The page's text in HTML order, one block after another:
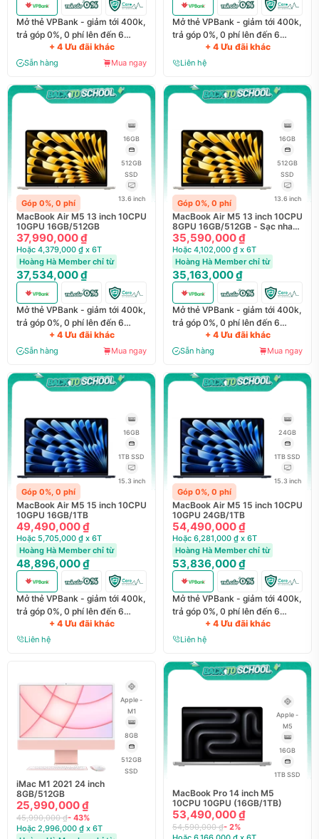
Mở thẻ VPBank - giảm tới 400k,
trả góp 0%, 0 phí lên đến 6
+ 4 Ưu đãi khác
Sẵn hàng Mua ngay
Mở thẻ VPBank - giảm tới 400k,
trả góp 0%, 0 phí lên đến 6
+ 4 Ưu đãi khác
Liên hệ
Góp 0%, 0 phí
16GB
512GB
SSD
13.6 inch
MacBook Air M5 13 inch 10CPU
10GPU 16GB/512GB
37,990,000 ₫
Hoặc 4,379,000 ₫ x 6T
Hoàng Hà Member chỉ từ
37,534,000 ₫
Mở thẻ VPBank - giảm tới 400k,
trả góp 0%, 0 phí lên đến 6
+ 4 Ưu đãi khác
Sẵn hàng Mua ngay
Góp 0%, 0 phí
16GB
512GB
SSD
13.6 inch
MacBook Air M5 13 inch 10CPU
8GPU 16GB/512GB - Sạc nhanh
70W
35,590,000 ₫
Hoặc 4,102,000 ₫ x 6T
Hoàng Hà Member chỉ từ
35,163,000 ₫
Mở thẻ VPBank - giảm tới 400k,
trả góp 0%, 0 phí lên đến 6
+ 4 Ưu đãi khác
Sẵn hàng Mua ngay
Góp 0%, 0 phí
16GB
1TB SSD
15.3 inch
MacBook Air M5 15 inch 10CPU
10GPU 16GB/1TB
49,490,000 ₫
Hoặc 5,705,000 ₫ x 6T
Hoàng Hà Member chỉ từ
48,896,000 ₫
Mở thẻ VPBank - giảm tới 400k,
trả góp 0%, 0 phí lên đến 6
+ 4 Ưu đãi khác
Liên hệ
Góp 0%, 0 phí
24GB
1TB SSD
15.3 inch
MacBook Air M5 15 inch 10CPU
10GPU 24GB/1TB
54,490,000 ₫
Hoặc 6,281,000 ₫ x 6T
Hoàng Hà Member chỉ từ
53,836,000 ₫
Mở thẻ VPBank - giảm tới 400k,
trả góp 0%, 0 phí lên đến 6
+ 4 Ưu đãi khác
Liên hệ
Apple -
M1
8GB
512GB
SSD
iMac M1 2021 24 inch
8GB/512GB
25,990,000 ₫
45,990,000 ₫- 43%
Hoặc 2,996,000 ₫ x 6T
Apple -
M5
16GB
1TB SSD
MacBook Pro 14 inch M5
10CPU 10GPU (16GB/1TB)
53,490,000 ₫
54,590,000 ₫- 2%